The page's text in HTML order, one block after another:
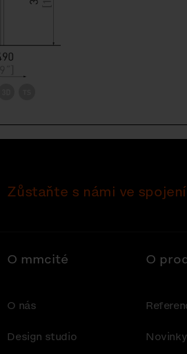
Zůstaňte s námi ve spojení
O mmcité
O nás
Design studio
O
Novinky